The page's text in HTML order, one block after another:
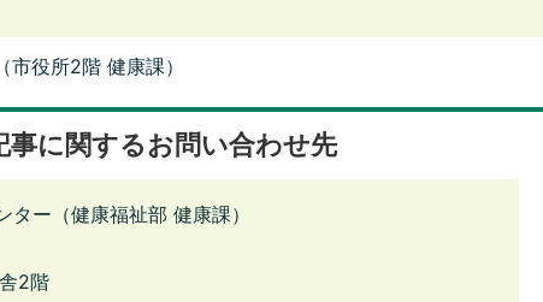
役所2階 健康課）
事に関するお問い合わせ先
ー（健康福祉部 健康課）
2階